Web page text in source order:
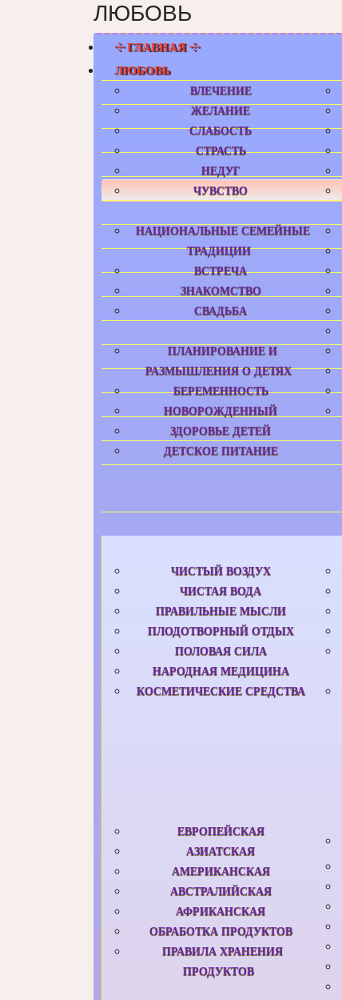
ЛЮБОВЬ
⸭ ГЛАВНАЯ ⸭
ЛЮБОВЬ
ВЛЕЧЕНИЕ
ЖЕЛАНИЕ
СЛАБОСТЬ
СТРАСТЬ
НЕДУГ
ЧУВСТВО
НАЦИОНАЛЬНЫЕ СЕМЕЙНЫЕ
ТРАДИЦИИ
ВСТРЕЧА
ЗНАКОМСТВО
СВАДЬБА
ПЛАНИРОВАНИЕ И
РАЗМЫШЛЕНИЯ О ДЕТЯХ
БЕРЕМЕННОСТЬ
НОВОРОЖДЕННЫЙ
ЗДОРОВЬЕ ДЕТЕЙ
ДЕТСКОЕ ПИТАНИЕ
ЧИСТЫЙ ВОЗДУХ
ЧИСТАЯ ВОДА
ПРАВИЛЬНЫЕ МЫСЛИ
ПЛОДОТВОРНЫЙ ОТДЫХ
ПОЛОВАЯ СИЛА
НАРОДНАЯ МЕДИЦИНА
КОСМЕТИЧЕСКИЕ СРЕДСТВА
ЕВРОПЕЙСКАЯ
АЗИАТСКАЯ
АМЕРИКАНСКАЯ
АВСТРАЛИЙСКАЯ
АФРИКАНСКАЯ
ОБРАБОТКА ПРОДУКТОВ
ПРАВИЛА ХРАНЕНИЯ
ПРОДУКТОВ